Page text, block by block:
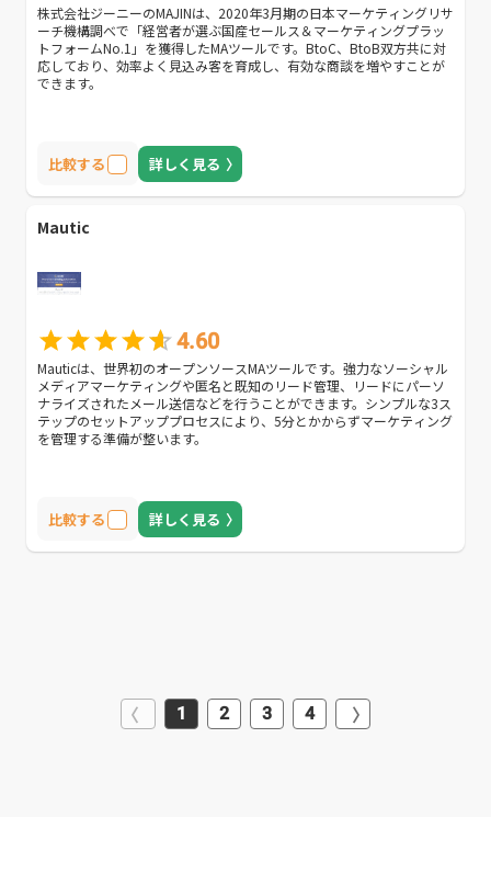
株式会社ジーニーのMAJINは、2020年3月期の日本マーケティングリサ
ーチ機構調べで「経営者が選ぶ国産セールス＆マーケティングプラッ
トフォームNo.1」を獲得したMAツールです。BtoC、BtoB双方共に対
応しており、効率よく見込み客を育成し、有効な商談を増やすことが
できます。
比較する 詳しく見る
Mautic
4.60
Mauticは、世界初のオープンソースMAツールです。強力なソーシャル
メディアマーケティングや匿名と既知のリード管理、リードにパーソ
ナライズされたメール送信などを行うことができます。シンプルな3ス
テップのセットアッププロセスにより、5分とかからずマーケティング
を管理する準備が整います。
比較する 詳しく見る
1 2 3 4